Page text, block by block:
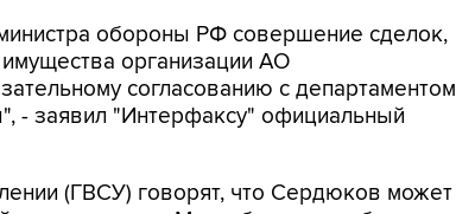
обороны РФ совершение сделок,
организации АО
согласованию с департаментом
- заявил "Интерфаксу" официальный
(ГВСУ) говорят, что Сердюков может